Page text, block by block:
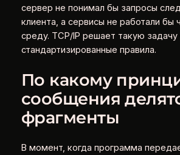
сервер не понимал бы запросы
клиента, а сервисы не работали бы
среду. TCP/IP решает такую задачу
стандартизированные правила.
По какому
сообщения
фрагменты
В момент, когда программа